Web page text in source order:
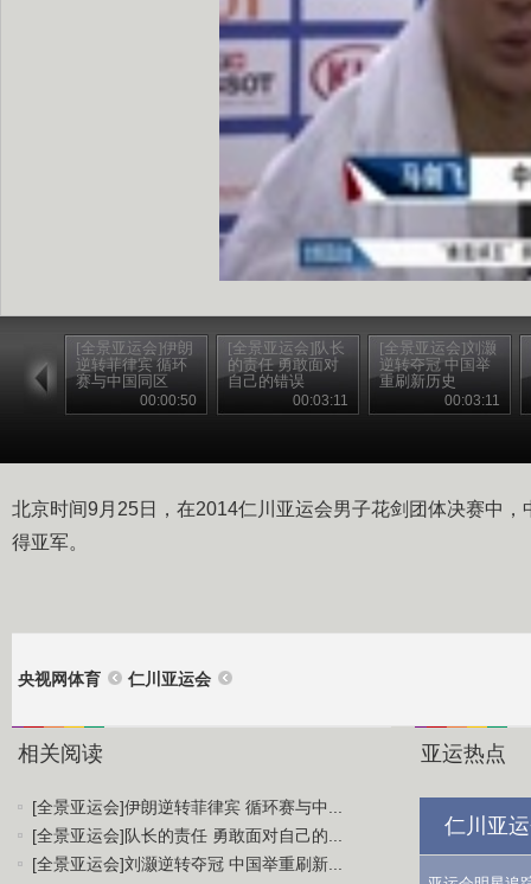
[全景亚运会]伊朗
逆转菲律宾 循环
赛与中国同区
00:00:50
[全景亚运会]队长
的责任 勇敢面对
自己的错误
00:03:11
[全景亚运会]刘灏
逆转夺冠 中国举
重刷新历史
00:03:11
北京时间9月25日，在2014仁川亚运会男子花剑团体决赛中
得亚军。
央视网体育 仁川亚运会
相关阅读
[全景亚运会]伊朗逆转菲律宾 循环赛与中...
[全景亚运会]队长的责任 勇敢面对自己的...
[全景亚运会]刘灏逆转夺冠 中国举重刷新...
亚运热点
仁川亚